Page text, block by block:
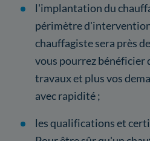
l'implantation du
périmètre
chauffagiste sera près
vous pourrez bénéficier
travaux et plus vos
avec rapidité ;
les qualifications et